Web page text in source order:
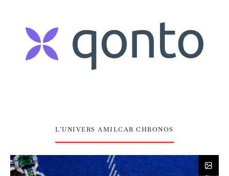
L’UNIVERS AMILCAR CHRONOS